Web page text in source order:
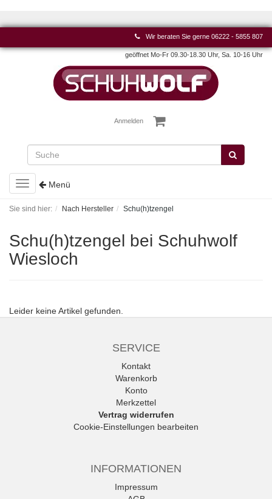
Wir beraten Sie gerne 06222 - 5855 807
geöffnet Mo-Fr 09.30-18.30 Uhr, Sa. 10-16 Uhr
Anmelden
Toggle
navigation
Menü
Sie sind hier: Nach Hersteller Schu(h)tzengel
Schu(h)tzengel bei Schuhwolf
Wiesloch
Leider keine Artikel gefunden.
SERVICE
Kontakt
Warenkorb
Konto
Merkzettel
Vertrag widerrufen
Cookie-Einstellungen bearbeiten
INFORMATIONEN
Impressum